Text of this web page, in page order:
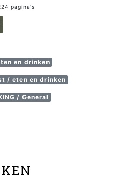
pagina's
en drinken
/ eten en drinken
/ General